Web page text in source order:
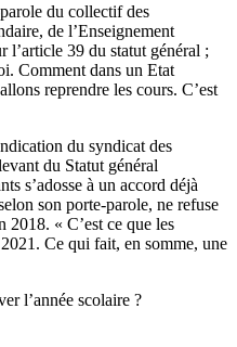
du collectif des
de l’Enseignement
l’article 39 du statut général ;
Comment dans un Etat
reprendre les cours. C’est
du syndicat des
du Statut général
s’adosse à un accord déjà
son porte-parole, ne refuse
« C’est ce que les
Ce qui fait, en somme, une
l’année scolaire ?